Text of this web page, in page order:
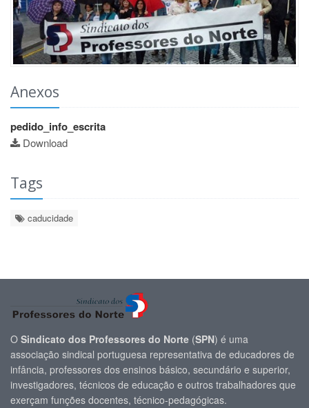
Anexos
pedido_info_escrita
Download
Tags
caducidade
O Sindicato dos Professores do Norte (SPN) é uma
associação sindical portuguesa representativa de educadores de
infância, professores dos ensinos básico, secundário e superior,
investigadores, técnicos de educação e outros trabalhadores que
exerçam funções docentes, técnico-pedagógicas.